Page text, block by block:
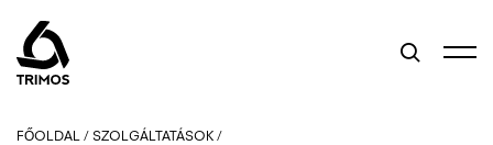
FŐOLDAL / SZOLGÁLTATÁSOK /